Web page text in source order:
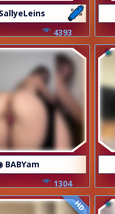
4393
BABYam
1304
HD